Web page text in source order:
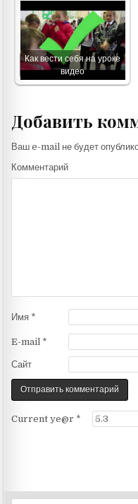
Как вести себя на уроке
видео
Добавить
Ваш e-mail не будет
Комментарий
Имя *
E-mail *
Сайт
Current ye@r *